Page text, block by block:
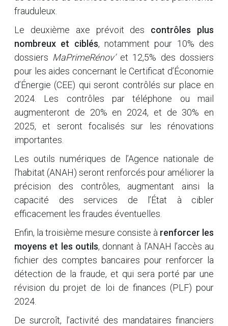
frauduleux.
Le deuxième axe prévoit des contrôles plus
nombreux et ciblés, notamment pour 10% des
dossiers MaPrimeRénov’et 12,5% des dossiers
pour les aides concernant le Certificat d’Économie
d’Énergie (CEE) qui seront contrôlés sur place en
2024. Les contrôles par téléphone ou mail
augmenteront de 20% en 2024, et de 30% en
2025, et seront focalisés sur les rénovations
importantes.
Les outils numériques de l’Agence nationale de
l’habitat (ANAH) seront renforcés pour améliorer la
précision des contrôles, augmentant ainsi la
capacité des services de l’État à cibler
efficacement les fraudes éventuelles.
Enfin, la troisième mesure consiste à renforcer les
moyens et les outils, donnant à l’ANAH l’accès au
fichier des comptes bancaires pour renforcer la
détection de la fraude, et qui sera porté par une
révision du projet de loi de finances (PLF) pour
2024.
De surcroît, l’activité des mandataires financiers